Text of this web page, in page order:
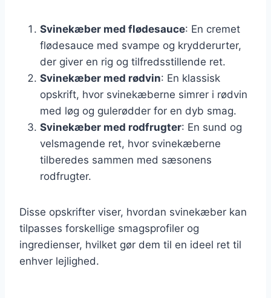
Svinekæber med flødesauce: En cremet
flødesauce med svampe og krydderurter,
der giver en rig og tilfredsstillende ret.
Svinekæber med rødvin: En klassisk
opskrift, hvor svinekæberne simrer i rødvin
med løg og gulerødder for en dyb smag.
Svinekæber med rodfrugter: En sund og
velsmagende ret, hvor svinekæberne
tilberedes sammen med sæsonens
rodfrugter.
Disse opskrifter viser, hvordan svinekæber kan
tilpasses forskellige smagsprofiler og
ingredienser, hvilket gør dem til en ideel ret til
enhver lejlighed.